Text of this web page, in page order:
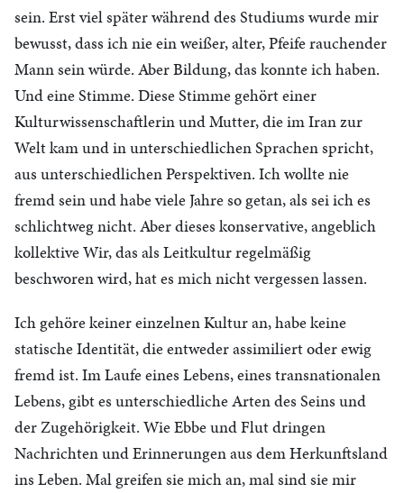
sein. Erst viel später während des Studiums wurde mir
bewusst, dass ich nie ein weißer, alter, Pfeife rauchender
Mann sein würde. Aber Bildung, das konnte ich haben.
Und eine Stimme. Diese Stimme gehört einer
Kulturwissenschaftlerin und Mutter, die im Iran zur
Welt kam und in unterschiedlichen Sprachen spricht,
aus unterschiedlichen Perspektiven. Ich wollte nie
fremd sein und habe viele Jahre so getan, als sei ich es
schlichtweg nicht. Aber dieses konservative, angeblich
kollektive Wir, das als Leitkultur regelmäßig
beschworen wird, hat es mich nicht vergessen lassen.
Ich gehöre keiner einzelnen Kultur an, habe keine
statische Identität, die entweder assimiliert oder ewig
fremd ist. Im Laufe eines Lebens, eines transnationalen
Lebens, gibt es unterschiedliche Arten des Seins und
der Zugehörigkeit. Wie Ebbe und Flut dringen
Nachrichten und Erinnerungen aus dem Herkunftsland
ins Leben. Mal greifen sie mich an, mal sind sie mir